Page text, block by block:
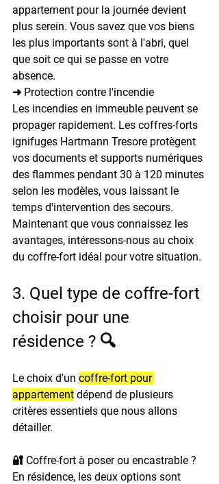
appartement pour la journée devient
plus serein. Vous savez que vos biens
les plus importants sont à l'abri, quel
que soit ce qui se passe en votre
absence.
➜ Protection contre l'incendie
Les incendies en immeuble peuvent se
propager rapidement. Les coffres-forts
ignifuges Hartmann Tresore protègent
vos documents et supports numériques
des flammes pendant 30 à 120 minutes
selon les modèles, vous laissant le
temps d'intervention des secours.
Maintenant que vous connaissez les
avantages, intéressons-nous au choix
du coffre-fort idéal pour votre situation.
3. Quel type de coffre-fort
choisir pour une
résidence ? 🔍
Le choix d'un coffre-fort pour
appartement dépend de plusieurs
critères essentiels que nous allons
détailler.
🔐 Coffre-fort à poser ou encastrable ?
En résidence, les deux options sont